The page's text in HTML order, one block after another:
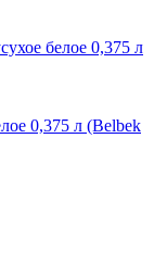
0,375 л (Belbek